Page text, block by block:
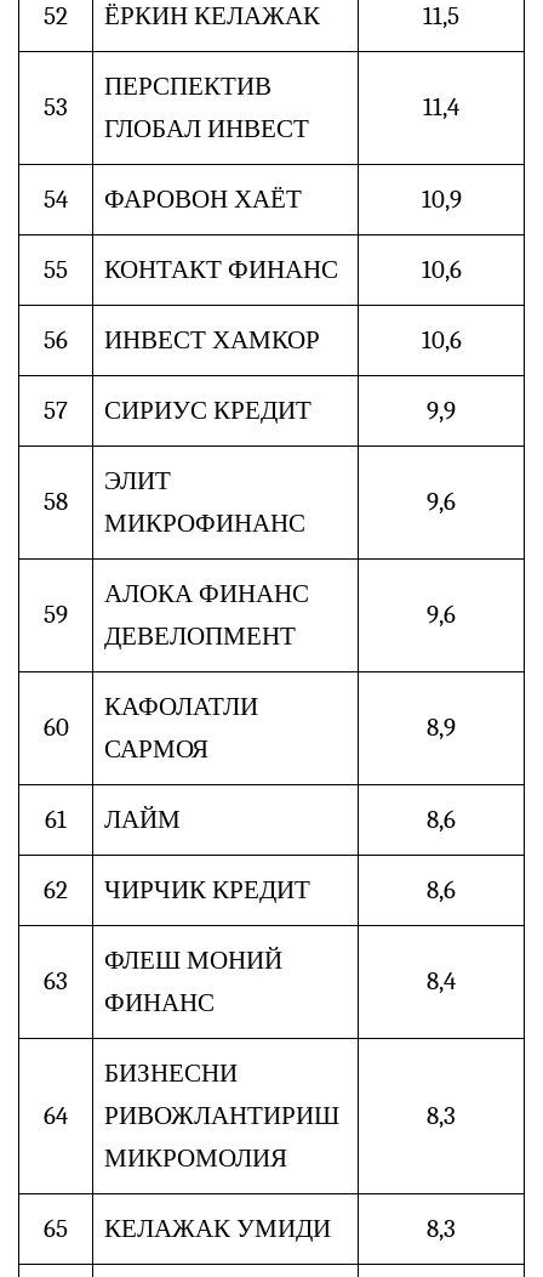
52 ЁРКИН КЕЛАЖАК 11,5
53
ПЕРСПЕКТИВ
ГЛОБАЛ ИНВЕСТ
11,4
54 ФАРОВОН ХАЁТ 10,9
55 КОНТАКТ ФИНАНС 10,6
56 ИНВЕСТ ХАМКОР 10,6
57 СИРИУС КРЕДИТ 9,9
58
ЭЛИТ
МИКРОФИНАНС
9,6
59
АЛОКА ФИНАНС
ДЕВЕЛОПМЕНТ
9,6
60
КАФОЛАТЛИ
САРМОЯ
8,9
61 ЛАЙМ 8,6
62 ЧИРЧИК КРЕДИТ 8,6
63
ФЛЕШ МОНИЙ
ФИНАНС
8,4
64
БИЗНЕСНИ
РИВОЖЛАНТИРИШ
МИКРОМОЛИЯ
8,3
65 КЕЛАЖАК УМИДИ 8,3